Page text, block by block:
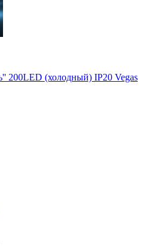
200LED (холодный) IP20 Vegas